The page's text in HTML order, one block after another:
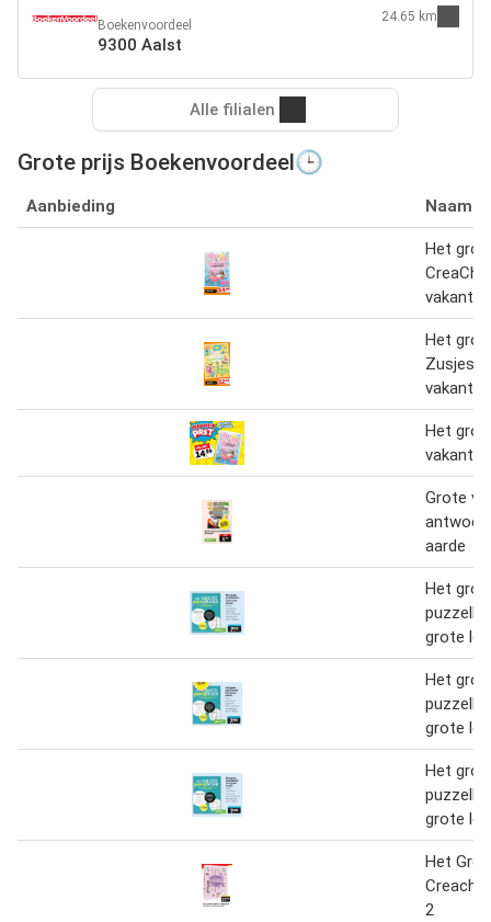
Boekenvoordeel
9300 Aalst
24.65 km
Alle filialen
Grote prijs Boekenvoordeel🕒
Aanbieding Naam
Het
Het
Zusjes
Het
Grote
aarde
Het
grote
Het
grote
Het
grote
Het
2